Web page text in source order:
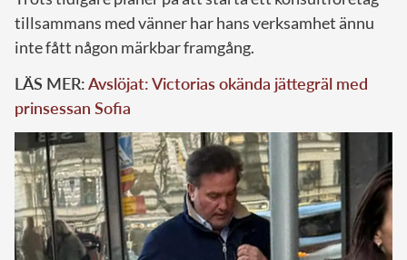
tillsammans med vänner har hans verksamhet ännu
inte fått någon märkbar framgång.
LÄS MER:Avslöjat: Victorias okända jättegräl med
prinsessan Sofia